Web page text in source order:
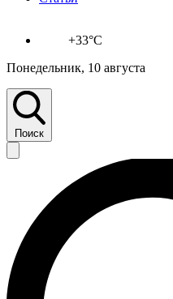
+33°C
Понедельник, 10 августа
Поиск